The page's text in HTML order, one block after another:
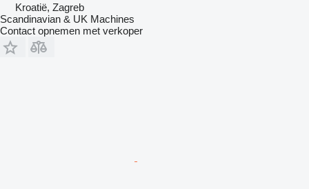
Kroatië, Zagreb
Scandinavian & UK Machines
Contact opnemen met verkoper